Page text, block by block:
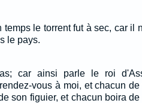
temps le torrent fut à sec, car il
le pays.
car ainsi parle le roi
vous à moi, et chacun de
son figuier, et chacun boira de